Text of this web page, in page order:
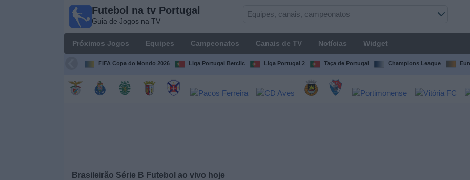
Futebol na tv Portugal
Guia de Jogos na TV
Próximos Jogos Equipes Campeonatos Canais de TV Notícias Widget
FIFA Copa do Mondo 2026 Liga Portugal Betclic Liga Portugal 2 Taça de Portugal Champions League
Brasileirão Série B Futebol ao vivo hoje
Portugal
Jogos na TV